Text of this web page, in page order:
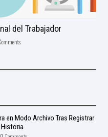
del Trabajador
en Modo Archivo Tras Registrar